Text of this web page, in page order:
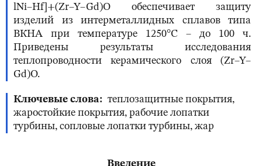
lNi–Hf]+(Zr–Y–Gd)O обеспечивает защиту
изделий из интерметаллидных сплавов типа
ВКНА при температуре 1250°С – до 100 ч.
Приведены результаты исследования
теплопроводности керамического слоя (Zr–Y–
Gd)O.
Ключевые слова
теплозащитные покрытия,
жаростойкие покрытия, рабочие лопатки
турбины, сопловые лопатки турбины, жар